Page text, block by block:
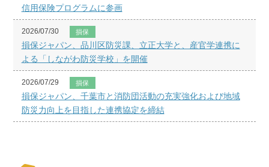
信用保険プログラムに参画
2026/07/30 損保
損保ジャパン、品川区防災課、立正大学と、産官学連携に
よる「しながわ防災学校」を開催
2026/07/29 損保
損保ジャパン、千葉市と消防団活動の充実強化および地域
防災力向上を目指した連携協定を締結